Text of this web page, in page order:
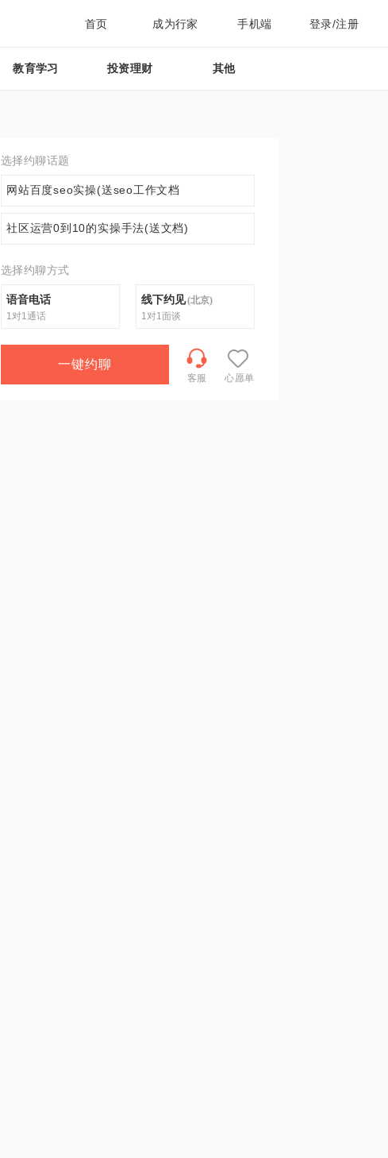
首页 成为行家 手机端 登录/注册
教育学习 投资理财 其他
选择约聊话题
网站百度seo实操(送seo工作文档
社区运营0到10的实操手法(送文档)
选择约聊方式
语音电话
1对1通话
线下约见(北京)
1对1面谈
一键约聊
客服 心愿单